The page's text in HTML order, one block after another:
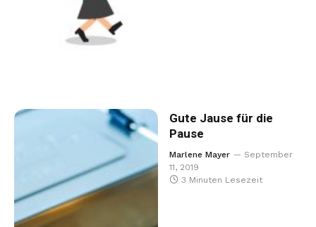
Gute Jause für die
Pause
Marlene Mayer
September
11, 2019
3 Minuten Lesezeit